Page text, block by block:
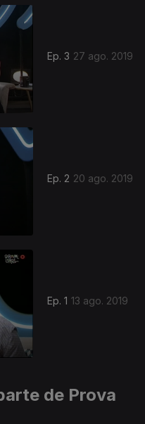
Ep. 3 27 ago. 2019
Ep. 2 20 ago. 2019
Ep. 1 13 ago. 2019
de Prova